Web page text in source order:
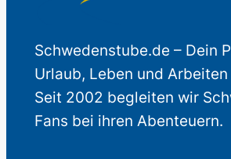
Schwedenstube.de – Dein
Urlaub, Leben und
Seit 2002 begleiten wir
Fans bei ihren Abenteuern.